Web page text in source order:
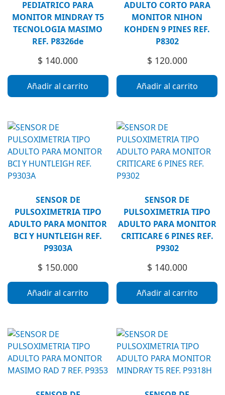
PEDIATRICO PARA
MONITOR MINDRAY T5
TECNOLOGIA MASIMO
REF. P8326de
$ 140.000
Añadir al carrito
ADULTO CORTO PARA
MONITOR NIHON
KOHDEN 9 PINES REF.
P8302
$ 120.000
Añadir al carrito
SENSOR DE
PULSOXIMETRIA TIPO
ADULTO PARA MONITOR
BCI Y HUNTLEIGH REF.
P9303A
$ 150.000
Añadir al carrito
SENSOR DE
PULSOXIMETRIA TIPO
ADULTO PARA MONITOR
CRITICARE 6 PINES REF.
P9302
$ 140.000
Añadir al carrito